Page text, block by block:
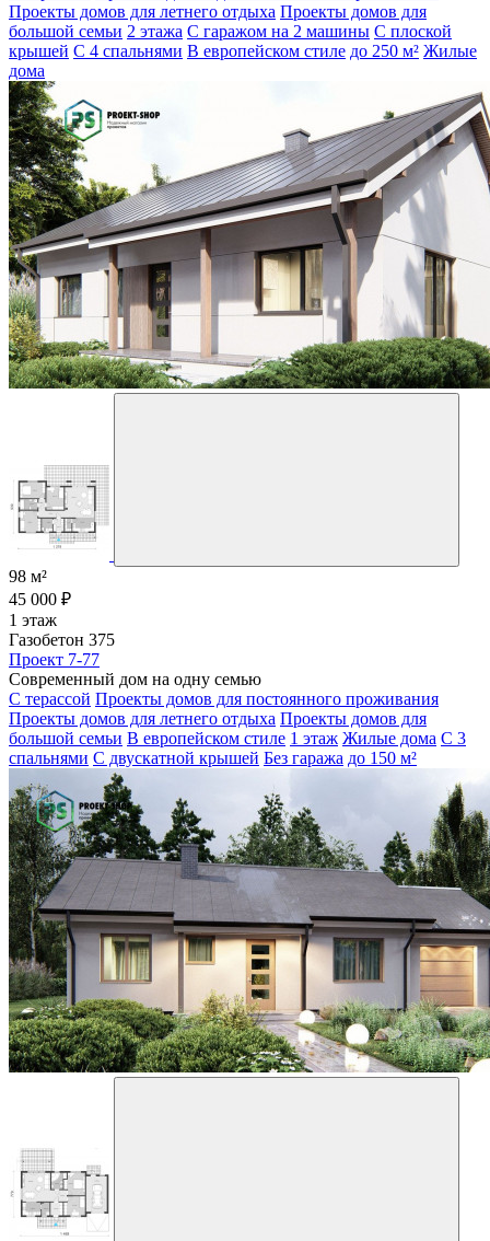
Проекты домов для летнего отдыха Проекты домов для
большой семьи 2 этажа С гаражом на 2 машины С плоской
крышей С 4 спальнями В европейском стиле до 250 м² Жилые
дома
98 м²
45 000 ₽
1 этаж
Газобетон 375
Проект 7-77
Современный дом на одну семью
С терассой Проекты домов для постоянного проживания
Проекты домов для летнего отдыха Проекты домов для
большой семьи В европейском стиле 1 этаж Жилые дома С 3
спальнями С двускатной крышей Без гаража до 150 м²